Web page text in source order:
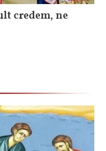
credem, ne